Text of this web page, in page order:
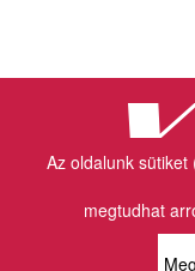
Az oldalunk sütiket
megtudhat